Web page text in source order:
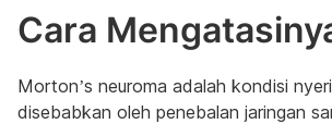
Cara
Morton’s neuroma adalah kondisi
disebabkan oleh penebalan jaringan